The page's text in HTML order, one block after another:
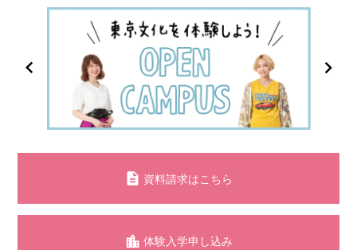
資料請求はこちら
体験入学申し込み